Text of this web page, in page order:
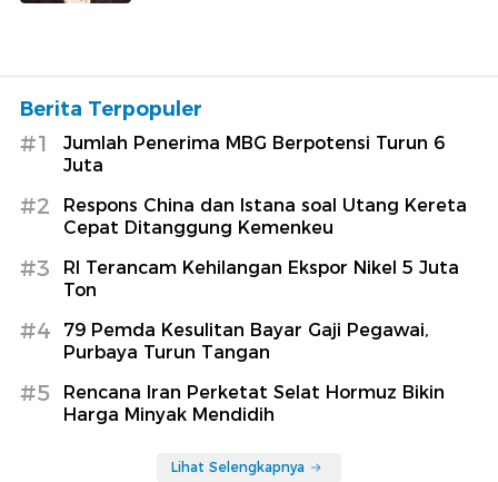
Berita Terpopuler
#1
Jumlah Penerima MBG Berpotensi Turun 6
Juta
#2
Respons China dan Istana soal Utang Kereta
Cepat Ditanggung Kemenkeu
#3
RI Terancam Kehilangan Ekspor Nikel 5 Juta
Ton
#4
79 Pemda Kesulitan Bayar Gaji Pegawai,
Purbaya Turun Tangan
#5
Rencana Iran Perketat Selat Hormuz Bikin
Harga Minyak Mendidih
Lihat Selengkapnya